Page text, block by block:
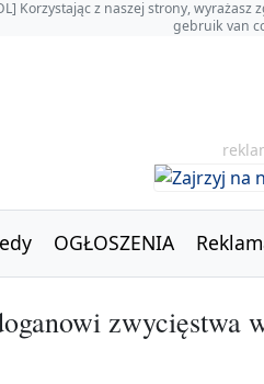
Korzystając z naszej strony,
gebruik van
OGŁOSZENIA
zwycięstwa